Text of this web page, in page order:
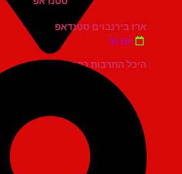
היכל התרבות כפר סבא
ארז בירנבוים סטנדאפ
יום ש'